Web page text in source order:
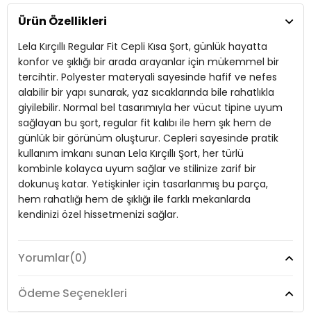
Model:Şort
Giyim Tarzı: Günlük/Casual
Materyal: Polyester
Bel:Normal Bel
Kalıp Bilgisi:Regular Fit
Yaş Grubu: Yetişkin
2DY5866201.07
Ürün Özellikleri
Lela Kırçıllı Regular Fit Cepli Kısa Şort, günlük hayatta
konfor ve şıklığı bir arada arayanlar için mükemmel bir
tercihtir. Polyester materyali sayesinde hafif ve nefes
alabilir bir yapı sunarak, yaz sıcaklarında bile rahatlıkla
giyilebilir. Normal bel tasarımıyla her vücut tipine uyum
sağlayan bu şort, regular fit kalıbı ile hem şık hem de
günlük bir görünüm oluşturur. Cepleri sayesinde pratik
kullanım imkanı sunan Lela Kırçıllı Şort, her türlü
kombinle kolayca uyum sağlar ve stilinize zarif bir
dokunuş katar. Yetişkinler için tasarlanmış bu parça,
hem rahatlığı hem de şıklığı ile farklı mekanlarda
kendinizi özel hissetmenizi sağlar.
Model:Şort
Giyim Tarzı:Günlük/Casual
Yorumlar(0)
Ödeme Seçenekleri